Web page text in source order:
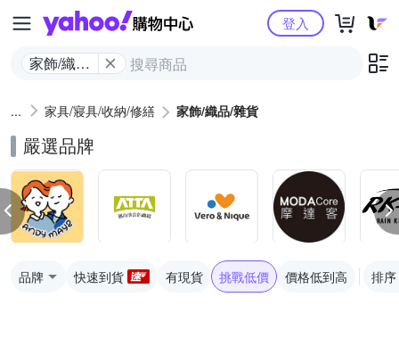
Yahoo購物中心
家飾/織品/
登入
家具/寢具/收納/修繕 家飾/織品/雜貨
嚴選品牌
品牌 快速到貨 有現貨 挑戰低價 價格低到高 排序